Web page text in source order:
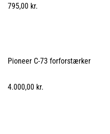
795,00 kr.
Pioneer C-73 forforstærker
4.000,00 kr.